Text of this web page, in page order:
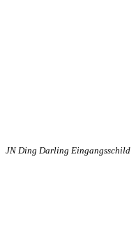
JN Ding Darling Eingangsschild